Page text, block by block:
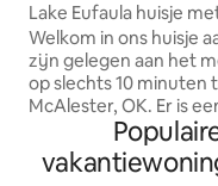
Lake Eufaula huisje
meer!
Welkom in ons huisje
zijn gelegen aan het
op slechts 10 minuten
McAlester, OK. Er is
minder dan een mijl afstand.
het uitzicht op het
afgeschermde